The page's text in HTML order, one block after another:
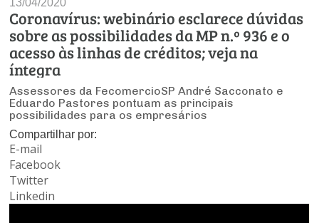
Editorial
Artigos
Institucional
Debates Fecomercio-SP
PROJETOS ESPECIAIS:
UM BRASIL
UM BRASIL
Economia
Pesquisas
Brasil
Internacional
Modernização do Estado
Economia Digital
Trabalho
Empresas
Arbitragem e Mediação
Reforma Tributária
Negócios
Varejo
Atacado
Serviços
Sustentabilidade
ESG
Últimas Notícias
SINDICATOS
PESQUISAS
INSTITUCIONAL
Sobre
Imprensa
Negociações Coletivas
CONSELHOS
Conselho de Turismo
EMPRESAS
13/04/2020
Coronavírus: webinário esclarece dúvidas
sobre as possibilidades da MP n.º 936 e o
acesso às linhas de créditos; veja na
íntegra
Assessores da FecomercioSP André Sacconato e
Eduardo Pastores pontuam as principais
possibilidades para os empresários
Compartilhar por:
E-mail
Facebook
Twitter
Linkedin